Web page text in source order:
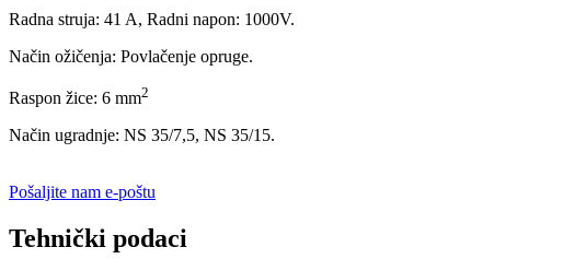
Radna struja: 41 A, Radni napon: 1000V.
Način ožičenja: Povlačenje opruge.
Raspon žice: 6 mm2
Način ugradnje: NS 35/7,5, NS 35/15.
Pošaljite nam e-poštu
Tehnički podaci